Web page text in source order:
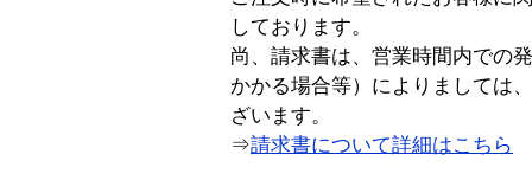
しております。
尚、請求書は、営業時間内での
かかる場合等）によりましては
ざいます。
⇒請求書について詳細はこちら